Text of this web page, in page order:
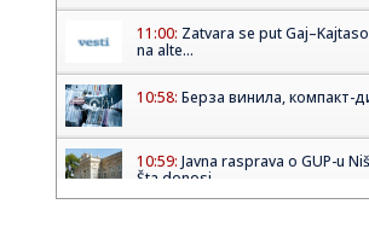
11:00: Zatvara se put
na alte...
10:58: Берза винила, компакт-
10:59: Javna rasprava o GUP-u
Šta donosi...